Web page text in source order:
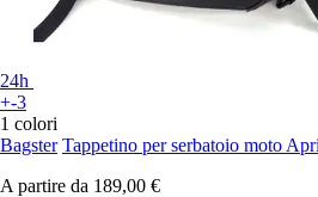
24h
+-3
1 colori
Bagster Tappetino per serbatoio moto
A partire da 189,00 €